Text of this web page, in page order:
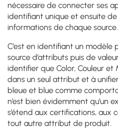
nécessaire de connecter ses
identifiant unique et ensuite
informations de chaque source.
C’est en identifiant un modèle
source d’attributs puis de
identifier que Color, Couleur
dans un seul attribut et à
bleue et blue comme
n’est bien évidemment qu’un
s’étend aux certifications, aux
tout autre attribut de produit.